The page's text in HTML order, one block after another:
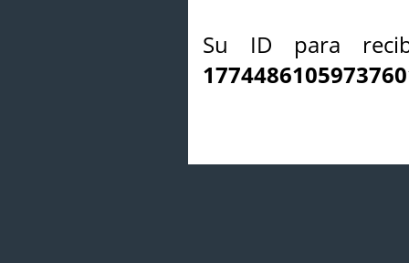
Su ID para